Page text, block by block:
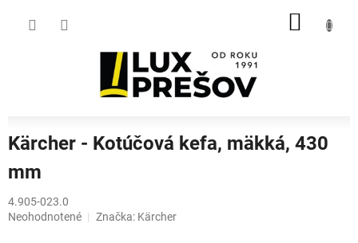
Kärcher - Kotúčová kefa, mäkká, 430
mm
4.905-023.0
Priemerné
Neohodnotené Značka: Kärcher